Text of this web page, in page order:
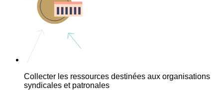
Collecter les ressources destinées aux organisations
syndicales et patronales